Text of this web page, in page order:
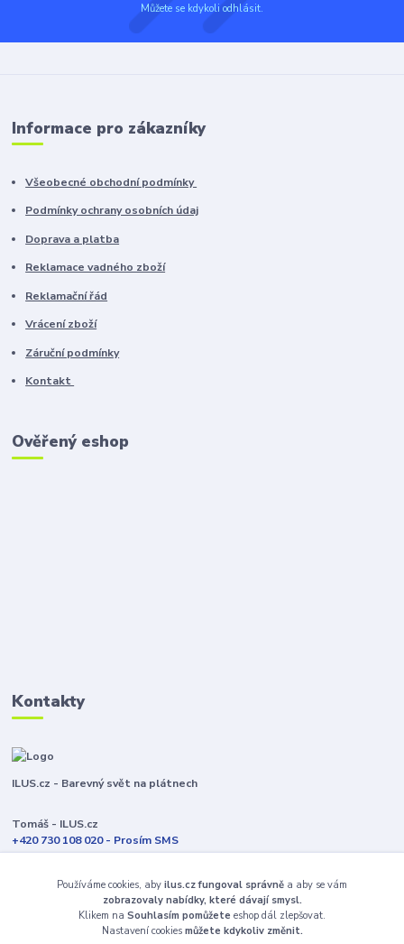
Můžete se kdykoli odhlásit.
Informace pro zákazníky
Všeobecné obchodní podmínky
Podmínky ochrany osobních údaj
Doprava a platba
Reklamace vadného zboží
Reklamační řád
Vrácení zboží
Záruční podmínky
Kontakt
Ověřený eshop
Kontakty
ILUS.cz - Barevný svět na plátnech
Tomáš - ILUS.cz
+420 730 108 020 - Prosím SMS
Jsme většinu času ve výrobě
info@ilus.cz
Používáme cookies, aby ilus.cz fungoval správně a aby se vám
zobrazovaly nabídky, které dávají smysl.
Klikem na Souhlasím pomůžete eshop dál zlepšovat.
Nastavení cookies můžete kdykoliv změnit.